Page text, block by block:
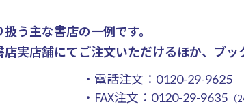
う主な書店の一例です。
実店舗にてご注文いただけるほか、ブッ
・電話注文： 0120-29-9625
・FAX注文： 0120-29-9635（